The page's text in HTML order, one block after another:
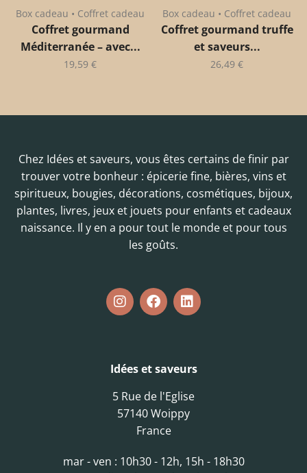
Box cadeau • Coffret cadeau
Coffret gourmand
Méditerranée – avec...
19,59 €
Box cadeau • Coffret cadeau
Coffret gourmand truffe
et saveurs...
26,49 €
Chez Idées et saveurs, vous êtes certains de finir par
trouver votre bonheur : épicerie fine, bières, vins et
spiritueux, bougies, décorations, cosmétiques, bijoux,
plantes, livres, jeux et jouets pour enfants et cadeaux
naissance. Il y en a pour tout le monde et pour tous
les goûts.
Idées et saveurs
5 Rue de l'Eglise
57140 Woippy
France
mar - ven : 10h30 - 12h, 15h - 18h30